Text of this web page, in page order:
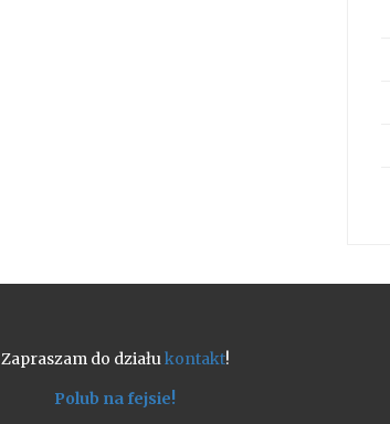
Zapraszam do działukontakt!
Polub na fejsie!